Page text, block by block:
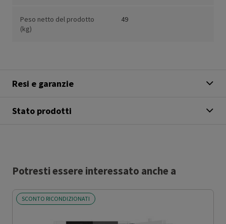
Peso netto del prodotto
(kg)
49
Resi e garanzie
Stato prodotti
Potresti essere interessato anche a
SCONTO RICONDIZIONATI